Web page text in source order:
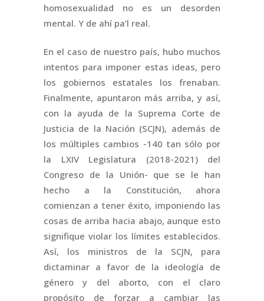
homosexualidad no es un desorden
mental. Y de ahí pa’l real.
En el caso de nuestro país, hubo muchos
intentos para imponer estas ideas, pero
los gobiernos estatales los frenaban.
Finalmente, apuntaron más arriba, y así,
con la ayuda de la Suprema Corte de
Justicia de la Nación (SCJN), además de
los múltiples cambios -140 tan sólo por
la LXIV Legislatura (2018-2021) del
Congreso de la Unión- que se le han
hecho a la Constitución, ahora
comienzan a tener éxito, imponiendo las
cosas de arriba hacia abajo, aunque esto
signifique violar los límites establecidos.
Así, los ministros de la SCJN, para
dictaminar a favor de la ideología de
género y del aborto, con el claro
propósito de forzar a cambiar las